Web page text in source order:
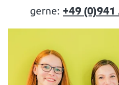
gerne: +49 (0)941